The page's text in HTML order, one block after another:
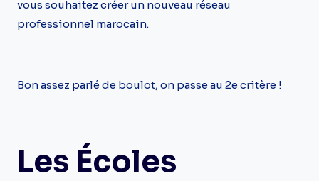
vous souhaitez créer un nouveau réseau
professionnel marocain.
Bon assez parlé de boulot, on passe au 2e critère !
Les Écoles